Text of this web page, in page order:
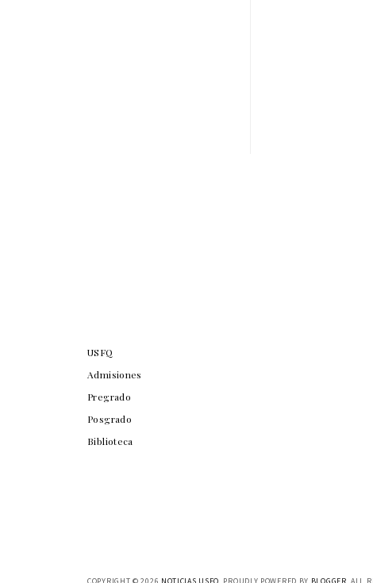
USFQ
Admisiones
Pregrado
Posgrado
Biblioteca
COPYRIGHT ©2026 NOTICIAS USFQ . PROUDLY POWERED BY BLOGGER . ALL